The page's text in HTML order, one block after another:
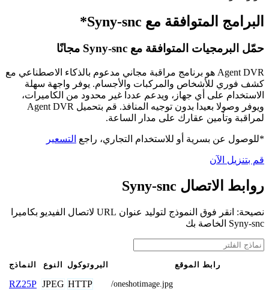
البرامج المتوافقة مع Syny-snc*
حمّل البرمجيات المتوافقة مع Syny-snc مجانًا
Agent DVR هو برنامج مراقبة مجاني مدعوم بالذكاء الاصطناعي مع
كشف فوري للأشخاص والمركبات والأجسام. يوفر واجهة سهلة
الاستخدام على أي جهاز، ويدعم عددا غير محدود من الكاميرات،
ويوفر وصولا بعيدا بدون توجيه المنافذ. قم بتحميل Agent DVR
لمراقبة وتأمين عقارك على مدار الساعة.
*للوصول عن بسرية أو للاستخدام التجاري، راجع التسعير
قم بتنزيل الآن
روابط الاتصال Syny-snc
نصيحة: انقر فوق النموذج لتوليد عنوان URL لاتصال الفيديو بكاميرا
Syny-snc الخاصة بك
النماذج النوع البروتوكول رابط الموقع
RZ25P JPEG HTTP /oneshotimage.jpg